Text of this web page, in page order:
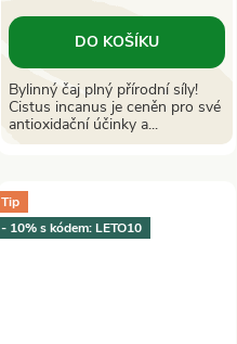
DO KOŠÍKU
Bylinný čaj plný přírodní síly!
Cistus incanus je ceněn pro své
antioxidační účinky a...
Tip
- 10% s kódem: LETO10